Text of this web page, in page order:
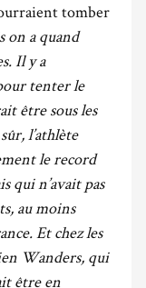
tomber
on a quand
Il y a
tenter le
être sous les
l’athlète
le record
qui n’avait pas
au moins
Et chez les
Wanders, qui
être en